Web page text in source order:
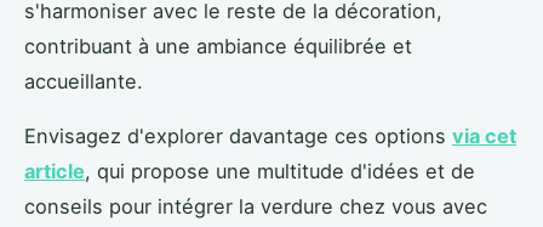
s'harmoniser avec le reste de la décoration,
contribuant à une ambiance équilibrée et
accueillante.
Envisagez d'explorer davantage ces options via cet
article, qui propose une multitude d'idées et de
conseils pour intégrer la verdure chez vous avec